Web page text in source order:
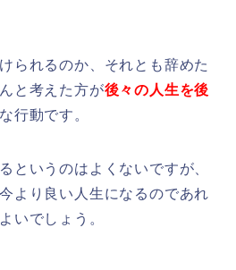
られるのか、それとも辞めた
と考えた方が後々の人生を後
な行動です。
というのはよくないですが、
より良い人生になるのであれ
いでしょう。